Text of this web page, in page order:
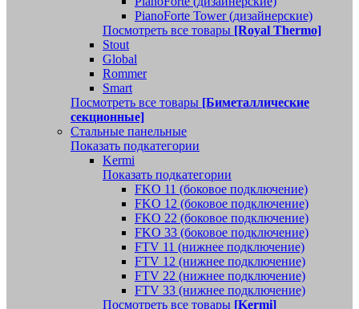
PianoForte Tower (дизайнерские)
Посмотреть все товары [Royal Thermo]
Stout
Global
Rommer
Smart
Посмотреть все товары [Биметаллические
секционные]
Стальные панельные
Показать подкатегории
Kermi
Показать подкатегории
FKO 11 (боковое подключение)
FKO 12 (боковое подключение)
FKO 22 (боковое подключение)
FKO 33 (боковое подключение)
FTV 11 (нижнее подключение)
FTV 12 (нижнее подключение)
FTV 22 (нижнее подключение)
FTV 33 (нижнее подключение)
Посмотреть все товары [Kermi]